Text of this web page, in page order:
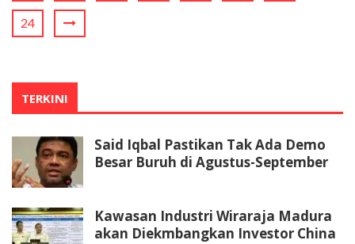
24
TERKINI
Said Iqbal Pastikan Tak Ada Demo
Besar Buruh di Agustus-September
Kawasan Industri Wiraraja Madura
akan Diekmbangkan Investor China